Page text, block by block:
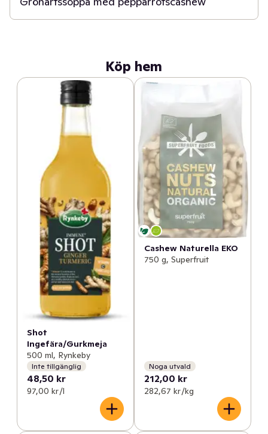
Köp hem
Shot
Ingefära/Gurkmeja
500 ml, Rynkeby
Inte tillgänglig
48,50 kr
97,00 kr /l
Cashew Naturella EKO
750 g, Superfruit
Noga utvald
212,00 kr
282,67 kr /kg